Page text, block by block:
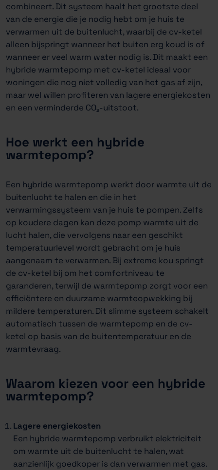
combineert. Dit systeem haalt het grootste deel
van de energie die je nodig hebt om je huis te
verwarmen uit de buitenlucht, waarbij de cv-ketel
alleen bijspringt wanneer het buiten erg koud is of
wanneer er veel warm water nodig is. Dit maakt een
hybride warmtepomp met cv-ketel ideaal voor
woningen die nog niet volledig van het gas af zijn,
maar wel willen profiteren van lagere energiekosten
en een verminderde CO₂-uitstoot.
Hoe werkt een hybride
warmtepomp?
Een hybride warmtepomp werkt door warmte uit de
buitenlucht te halen en die in het
verwarmingssysteem van je huis te pompen. Zelfs
op koudere dagen kan deze pomp warmte uit de
lucht halen, die vervolgens naar een geschikt
temperatuurlevel wordt gebracht om je huis
aangenaam te verwarmen. Bij extreme kou springt
de cv-ketel bij om het comfortniveau te
garanderen, terwijl de warmtepomp zorgt voor een
efficiëntere en duurzame warmteopwekking bij
mildere temperaturen. Dit slimme systeem schakelt
automatisch tussen de warmtepomp en de cv-
ketel op basis van de buitentemperatuur en de
warmtevraag.
Waarom kiezen voor een hybride
warmtepomp?
Lagere energiekosten
Een hybride warmtepomp verbruikt elektriciteit
om warmte uit de buitenlucht te halen, wat
aanzienlijk goedkoper is dan verwarmen met gas.